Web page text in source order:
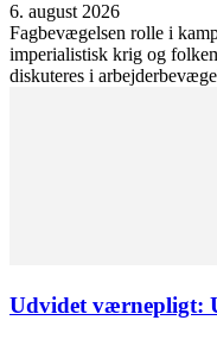
6. august 2026
Fagbevægelsen rolle i
imperialistisk krig og
diskuteres i
Udvidet værnepligt: